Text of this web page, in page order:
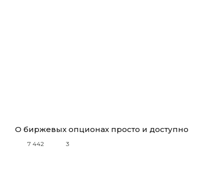
О биржевых опционах просто и доступно
7 442 3